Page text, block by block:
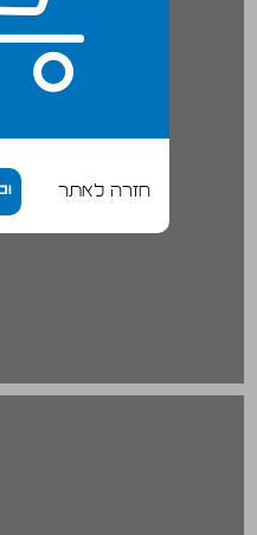
חזרה לאתר
הגדרת הז'אנר ... 16